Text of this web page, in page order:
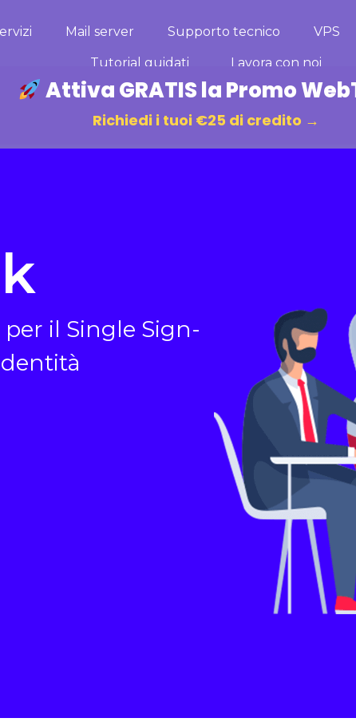
Mail server Supporto tecnico VPS
Tutorial guidati Lavora con noi
Attiva GRATIS la Promo
Richiedi i tuoi €25 di credito →
il Single Sign-